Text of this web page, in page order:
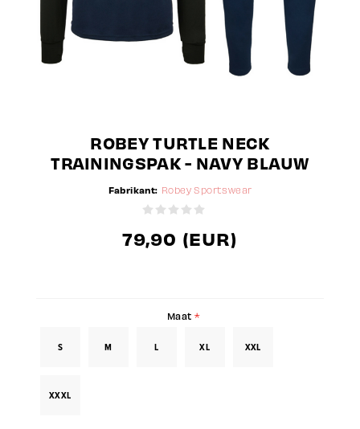
ROBEY TURTLE NECK
TRAININGSPAK - NAVY BLAUW
Fabrikant: Robey Sportswear
79,90 (EUR)
Maat *
S M L XL XXL
XXXL